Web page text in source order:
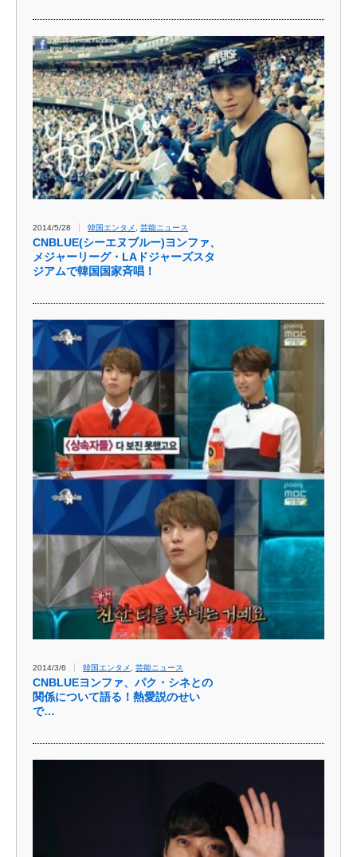
2014/5/28 韓国エンタメ 芸能ニュース
CNBLUE(シーエヌブルー)ヨンファ、
メジャーリーグ・LAドジャーズスタ
ジアムで韓国国家斉唱！
2014/3/6 韓国エンタメ 芸能ニュース
CNBLUEヨンファ、パク・シネとの
関係について語る！熱愛説のせい
で…